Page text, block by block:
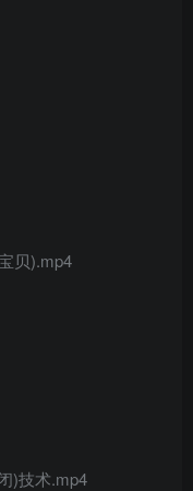
贝).mp4
)技术.mp4